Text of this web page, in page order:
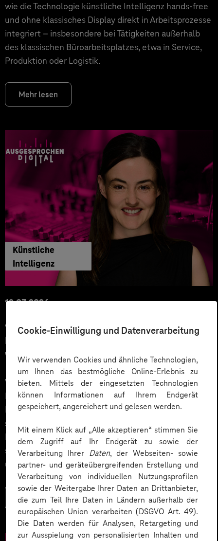
Cookie-Einwilligung und Datenverarbeitung
Wir verwenden Cookies und ähnliche Technologien,
um Ihnen das bestmögliche Online-Erlebnis zu
bieten. Mittels der eingesetzten Technologien
können Informationen auf Ihrem Endgerät
gespeichert, angereichert und gelesen werden.
Mit einem Klick auf „Alle akzeptieren“ stimmen Sie
dem Zugriff auf Ihr Endgerät zu sowie der
Verarbeitung Ihrer Daten, der Webseiten- sowie
partner- und geräteübergreifenden Erstellung und
Verarbeitung von individuellen Nutzungsprofilen
sowie der Weitergabe Ihrer Daten an Drittanbieter,
die zum Teil Ihre Daten in Ländern außerhalb der
europäischen Union verarbeiten (DSGVO Art. 49).
Die Daten werden für Analysen, Retargeting und
zur Ausspielung von personalisierten Inhalten und
wie die Technologie künstliche Intelligenz hands-free
und ohne klassisches Display direkt in Arbeitsprozesse
integriert – insbesondere bei Tätigkeiten außerhalb
des klassischen Büroarbeitsplatzes, etwa in Service,
Produktion oder Logistik.
Mehr lesen
Künstliche
Intelligenz
12.03.2026
Automatisiert gedacht,
menschlich gewünscht: Die
Wahrheit über KI im Kundendialog
Wie gelingt Conversational AI wirklich – jenseits von
Hype und „Magic Button“? Im Podcast erklärt Dr.
Laura Dreessen, warum erfolgreiche KI‑Dialogsysteme
strategische Beratung, gutes UX‑Design, klare
Prozesse und realistische Erwartungen brauchen. Ein
spannender Blick auf das Zusammenspiel von Mensch
und KI.
Mehr lesen